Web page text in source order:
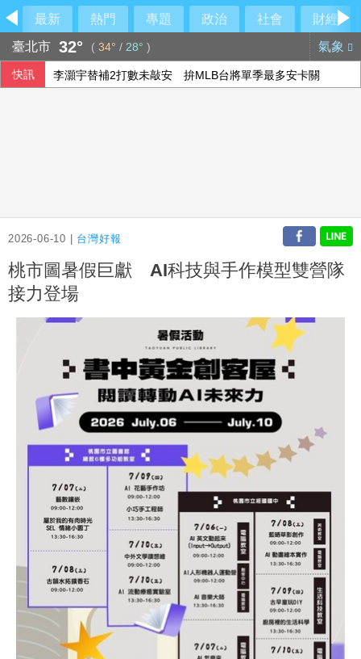
最新 熱門 專題 政治 社會
財經
臺北市 32° ( 34° / 28° ) 氣象
快訊 李灝宇替補2打數未敲安 拚MLB台將單季最多安卡關
2026-06-10 | 台灣好報
桃市圖暑假巨獻 AI科技與手作模型雙營隊
接力登場